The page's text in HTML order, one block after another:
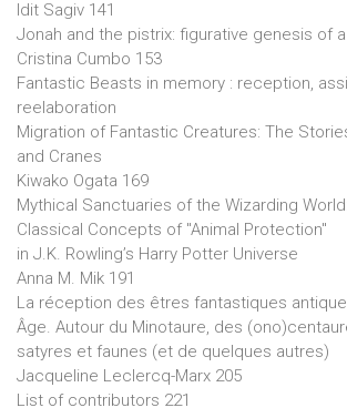
Idit Sagiv 141
Jonah and the pistrix: figurative genesis of
Cristina Cumbo 153
Fantastic Beasts in memory : reception,
reelaboration
Migration of Fantastic Creatures: The
and Cranes
Kiwako Ogata 169
Mythical Sanctuaries of the Wizarding
Classical Concepts of "Animal Protection"
in J.K. Rowling’s Harry Potter Universe
Anna M. Mik 191
La réception des êtres fantastiques
Âge. Autour du Minotaure, des
satyres et faunes (et de quelques autres)
Jacqueline Leclercq-Marx 205
List of contributors 221